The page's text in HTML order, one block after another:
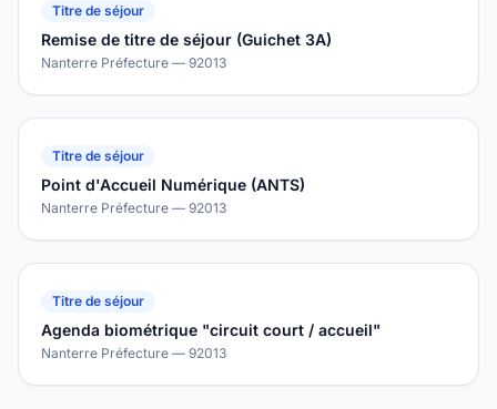
Titre de séjour
Remise de titre de séjour (Guichet 3A)
Nanterre Préfecture — 92013
Titre de séjour
Point d'Accueil Numérique (ANTS)
Nanterre Préfecture — 92013
Titre de séjour
Agenda biométrique "circuit court / accueil"
Nanterre Préfecture — 92013